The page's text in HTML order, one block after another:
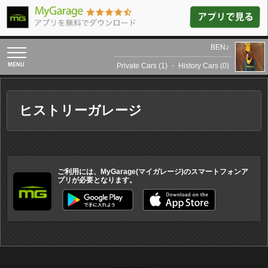
toggle
navigation
BEN♪
Private Cars (1) ・ History Cars (0)
ヒストリーガレージ
ご利用には、MyGarage(マイガレージ)のスマートフォンア
プリが必要となります。